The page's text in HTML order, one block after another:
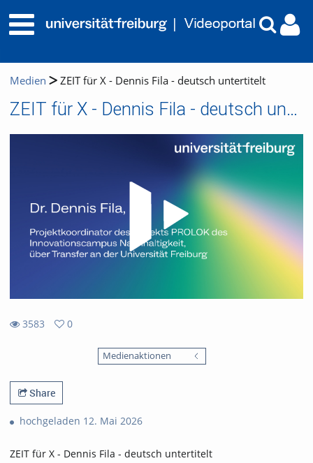
Medien ZEIT für X - Dennis Fila - deutsch untertitelt
ZEIT für X - Dennis Fila - deutsch untertitelt
3583
0
Medienaktionen
Share
hochgeladen 12. Mai 2026
ZEIT für X - Dennis Fila - deutsch untertitelt